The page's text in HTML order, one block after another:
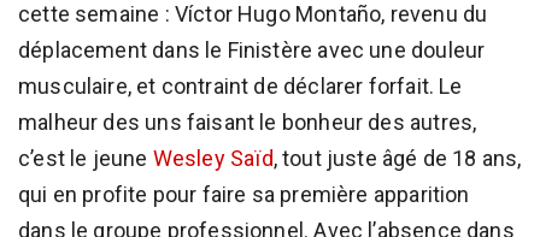
cette semaine : Víctor Hugo Montaño, revenu du
déplacement dans le Finistère avec une douleur
musculaire, et contraint de déclarer forfait. Le
malheur des uns faisant le bonheur des autres,
c’est le jeune Wesley Saïd, tout juste âgé de 18 ans,
qui en profite pour faire sa première apparition
dans le groupe professionnel. Avec l’absence dans